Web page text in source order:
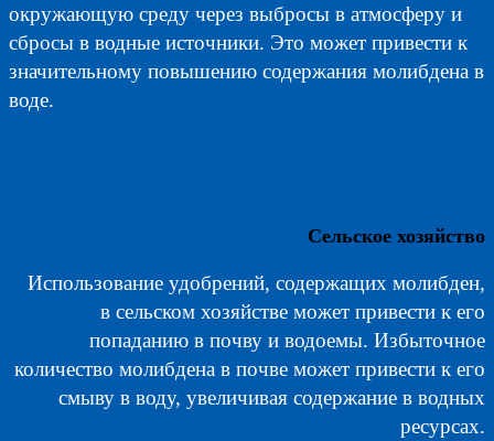
окружающую среду через выбросы в атмосферу и
сбросы в водные источники. Это может привести к
значительному повышению содержания молибдена в
воде.
Сельское хозяйство
Использование удобрений, содержащих молибден,
в сельском хозяйстве может привести к его
попаданию в почву и водоемы. Избыточное
количество молибдена в почве может привести к его
смыву в воду, увеличивая содержание в водных
ресурсах.